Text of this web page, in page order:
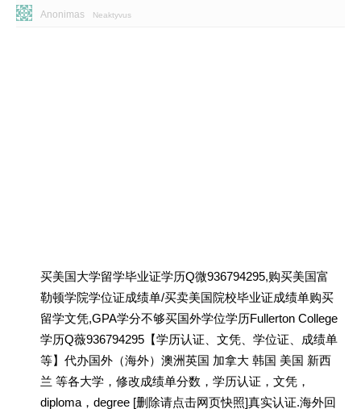
Anonimas Neaktyvus
买美国大学留学毕业证学历Q微936794295,购买美国富
勒顿学院学位证成绩单/买卖美国院校毕业证成绩单购买
留学文凭,GPA学分不够买国外学位学历Fullerton College
学历Q薇936794295【学历认证、文凭、学位证、成绩单
等】代办国外（海外）澳洲英国 加拿大 韩国 美国 新西
兰 等各大学，修改成绩单分数，学历认证，文凭，
diploma，degree [删除请点击网页快照]真实认证.海外回